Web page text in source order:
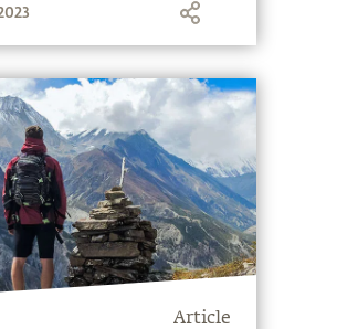
పదాలు లేవు కాబట్టి, ప్రస్తుతానికీ
Article